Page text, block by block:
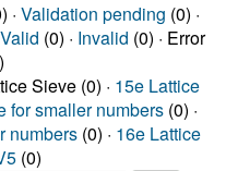
· Validation pending (0) ·
Valid (0) · Invalid (0) · Error
Sieve (0) · 15e Lattice
for smaller numbers (0) ·
numbers (0) · 16e Lattice
(0)